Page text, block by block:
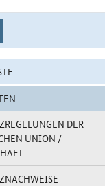
DER
UNION /